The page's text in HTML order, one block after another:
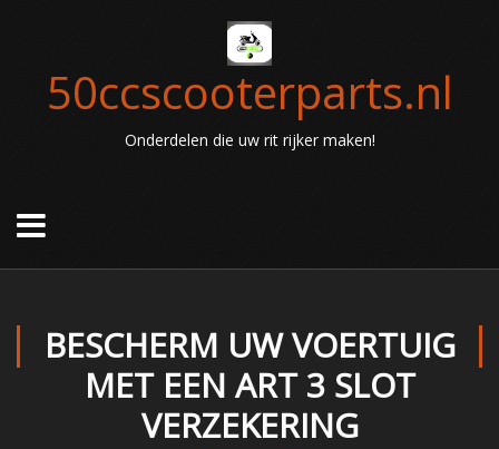
50ccscooterparts.nl
Onderdelen die uw rit rijker maken!
BESCHERM UW VOERTUIG
MET EEN ART 3 SLOT
VERZEKERING